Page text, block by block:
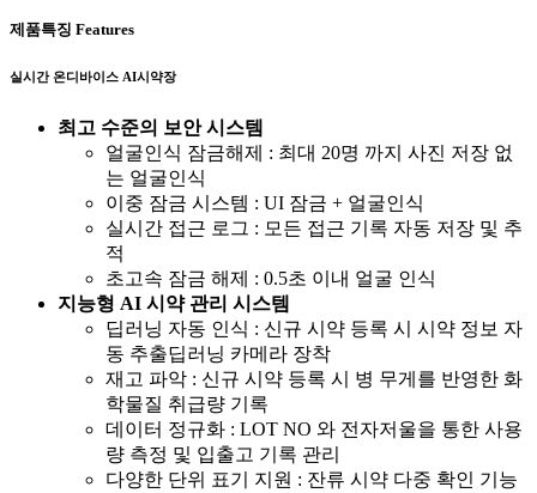
제품특징 Features
실시간 온디바이스 AI시약장
최고 수준의 보안 시스템
얼굴인식 잠금해제 : 최대 20명 까지 사진 저장 없
는 얼굴인식
이중 잠금 시스템 : UI 잠금 + 얼굴인식
실시간 접근 로그 : 모든 접근 기록 자동 저장 및 추
적
초고속 잠금 해제 : 0.5초 이내 얼굴 인식
지능형 AI 시약 관리 시스템
딥러닝 자동 인식 : 신규 시약 등록 시 시약 정보 자
동 추출딥러닝 카메라 장착
재고 파악 : 신규 시약 등록 시 병 무게를 반영한 화
학물질 취급량 기록
데이터 정규화 : LOT NO 와 전자저울을 통한 사용
량 측정 및 입출고 기록 관리
다양한 단위 표기 지원 : 잔류 시약 다중 확인 기능